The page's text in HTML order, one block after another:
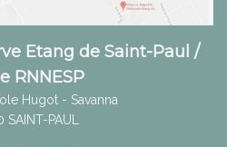
Etang de Saint-Paul /
RNNESP
Hugot - Savanna
SAINT-PAUL